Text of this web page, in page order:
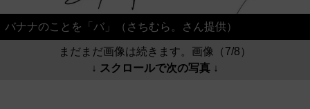
バナナのことを「バ」（さちむら。さん提供）
まだまだ画像は続きます。画像（7/8）
↓ スクロールで次の写真 ↓